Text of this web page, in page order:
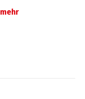
mehr